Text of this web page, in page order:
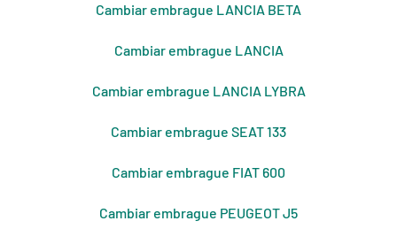
Cambiar embrague LANCIA BETA
Cambiar embrague LANCIA
Cambiar embrague LANCIA LYBRA
Cambiar embrague SEAT 133
Cambiar embrague FIAT 600
Cambiar embrague PEUGEOT J5